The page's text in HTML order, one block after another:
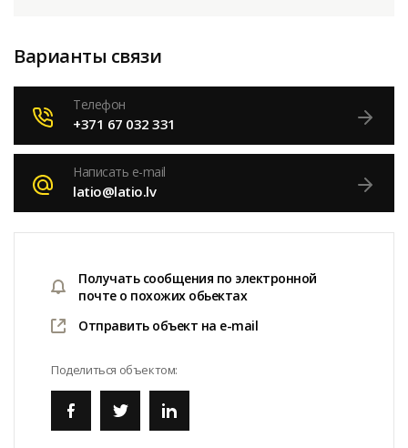
Варианты связи
Телефон
+371 67 032 331
Написать e-mail
latio@latio.lv
Получать сообщения по электронной
почте о похожих обьектах
Отправить объект на e-mail
Поделиться объектом: